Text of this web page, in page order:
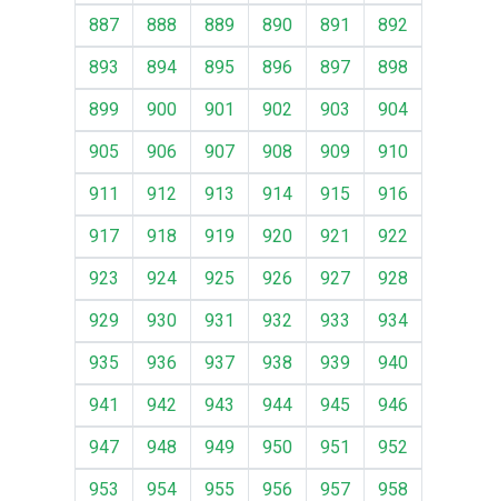
887
888 889 890 891
892
893
894 895 896 897
898
899
900 901 902 903
904
905
906 907 908 909
910
911
912 913 914 915
916
917
918 919 920 921
922
923
924 925 926 927
928
929
930 931 932 933
934
935
936 937 938 939
940
941
942 943 944 945
946
947
948 949 950 951
952
953
954 955 956 957
958